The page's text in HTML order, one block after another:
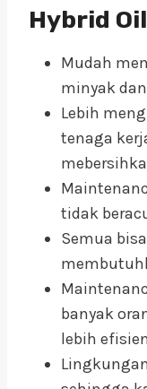
Hybrid
Mudah
minyak
Lebih
tenaga
tidak
Semua
banyak
lebih